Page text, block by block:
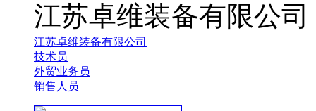
江苏卓维装备有限公司
江苏卓维装备有限公司
技术员
外贸业务员
销售人员